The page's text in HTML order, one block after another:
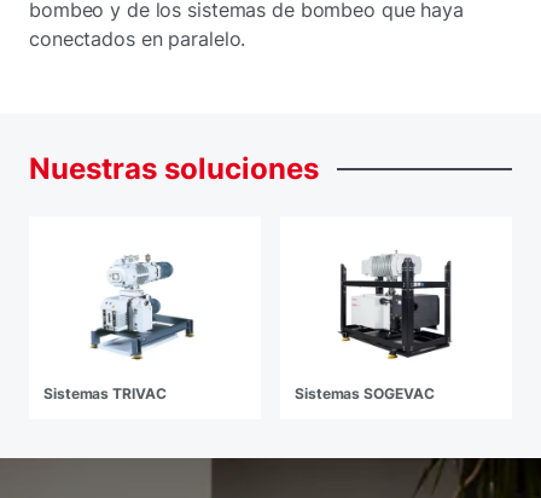
bombeo y de los sistemas de bombeo que haya
conectados en paralelo.
Nuestras soluciones
Sistemas TRIVAC Sistemas SOGEVAC